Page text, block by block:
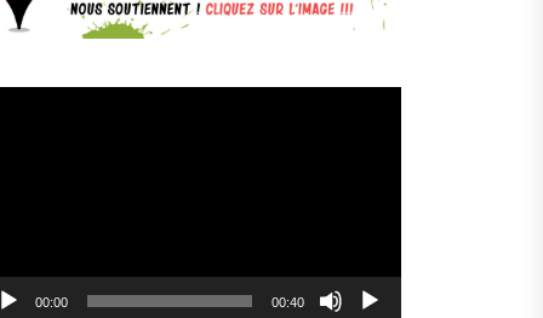
00:00 00:40